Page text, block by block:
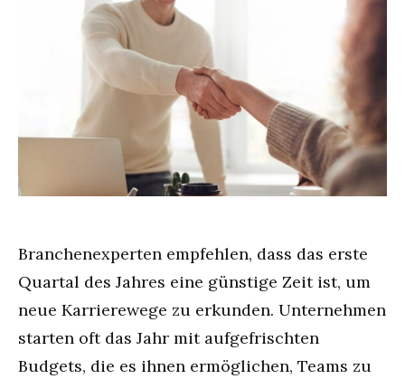
Branchenexperten empfehlen, dass das erste
Quartal des Jahres eine günstige Zeit ist, um
neue Karrierewege zu erkunden. Unternehmen
starten oft das Jahr mit aufgefrischten
Budgets, die es ihnen ermöglichen, Teams zu